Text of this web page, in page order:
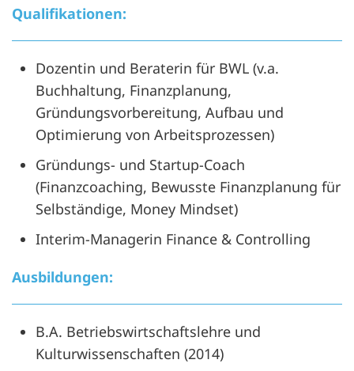
Qualifikationen:
Dozentin und Beraterin für BWL (v.a.
Buchhaltung, Finanzplanung,
Gründungsvorbereitung, Aufbau und
Optimierung von Arbeitsprozessen)
Gründungs- und Startup-Coach
(Finanzcoaching, Bewusste Finanzplanung für
Selbständige, Money Mindset)
Interim-Managerin Finance & Controlling
Ausbildungen:
B.A. Betriebswirtschaftslehre und
Kulturwissenschaften (2014)